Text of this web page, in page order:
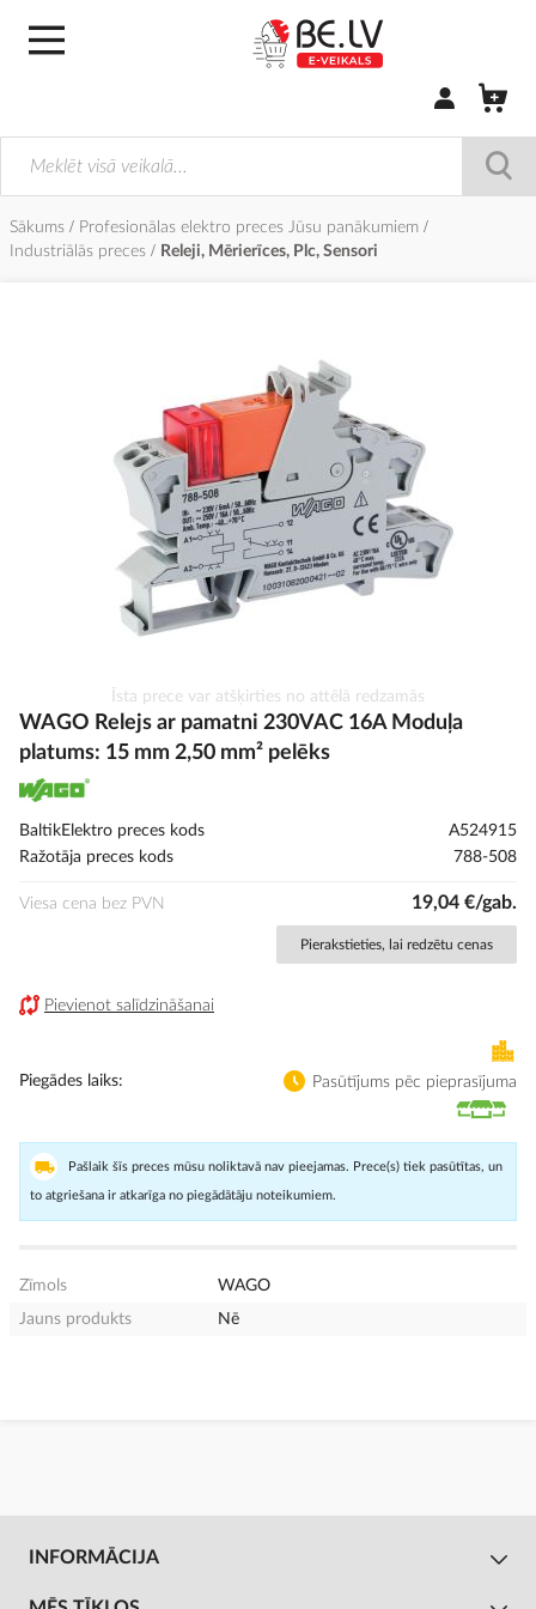
Pierakstīties/
Sākums
Profesionālas elektro preces Jūsu panākumiem
Industriālās preces
Releji, Mērierīces, Plc, Sensori
uz
galerijas
sākumu
Īsta prece var atšķirties no attēlā redzamās
WAGO Relejs ar pamatni 230VAC 16A Moduļa
platums: 15 mm 2,50 mm² pelēks
BaltikElektro preces kods
A524915
Ražotāja preces kods
788-508
Viesa cena bez PVN 19,04 €/gab.
Pierakstieties, lai redzētu cenas
Pievienot salīdzināšanai
Piegādes laiks Pasūtījums pēc pieprasījuma
Pašlaik šīs preces mūsu noliktavā nav pieejamas. Prece(s) tiek pasūtītas, un
to atgriešana ir atkarīga no piegādātāju noteikumiem.
Zīmols
WAGO
Jauns produkts
Nē
INFORMĀCIJA